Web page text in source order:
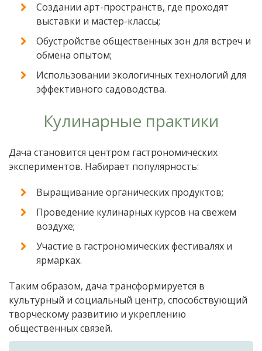
Создании арт-пространств, где проходят
выставки и мастер-классы;
Обустройстве общественных зон для встреч и
обмена опытом;
Использовании экологичных технологий для
эффективного садоводства.
Кулинарные практики
Дача становится центром гастрономических
экспериментов. Набирает популярность:
Выращивание органических продуктов;
Проведение кулинарных курсов на свежем
воздухе;
Участие в гастрономических фестивалях и
ярмарках.
Таким образом, дача трансформируется в
культурный и социальный центр, способствующий
творческому развитию и укреплению
общественных связей.